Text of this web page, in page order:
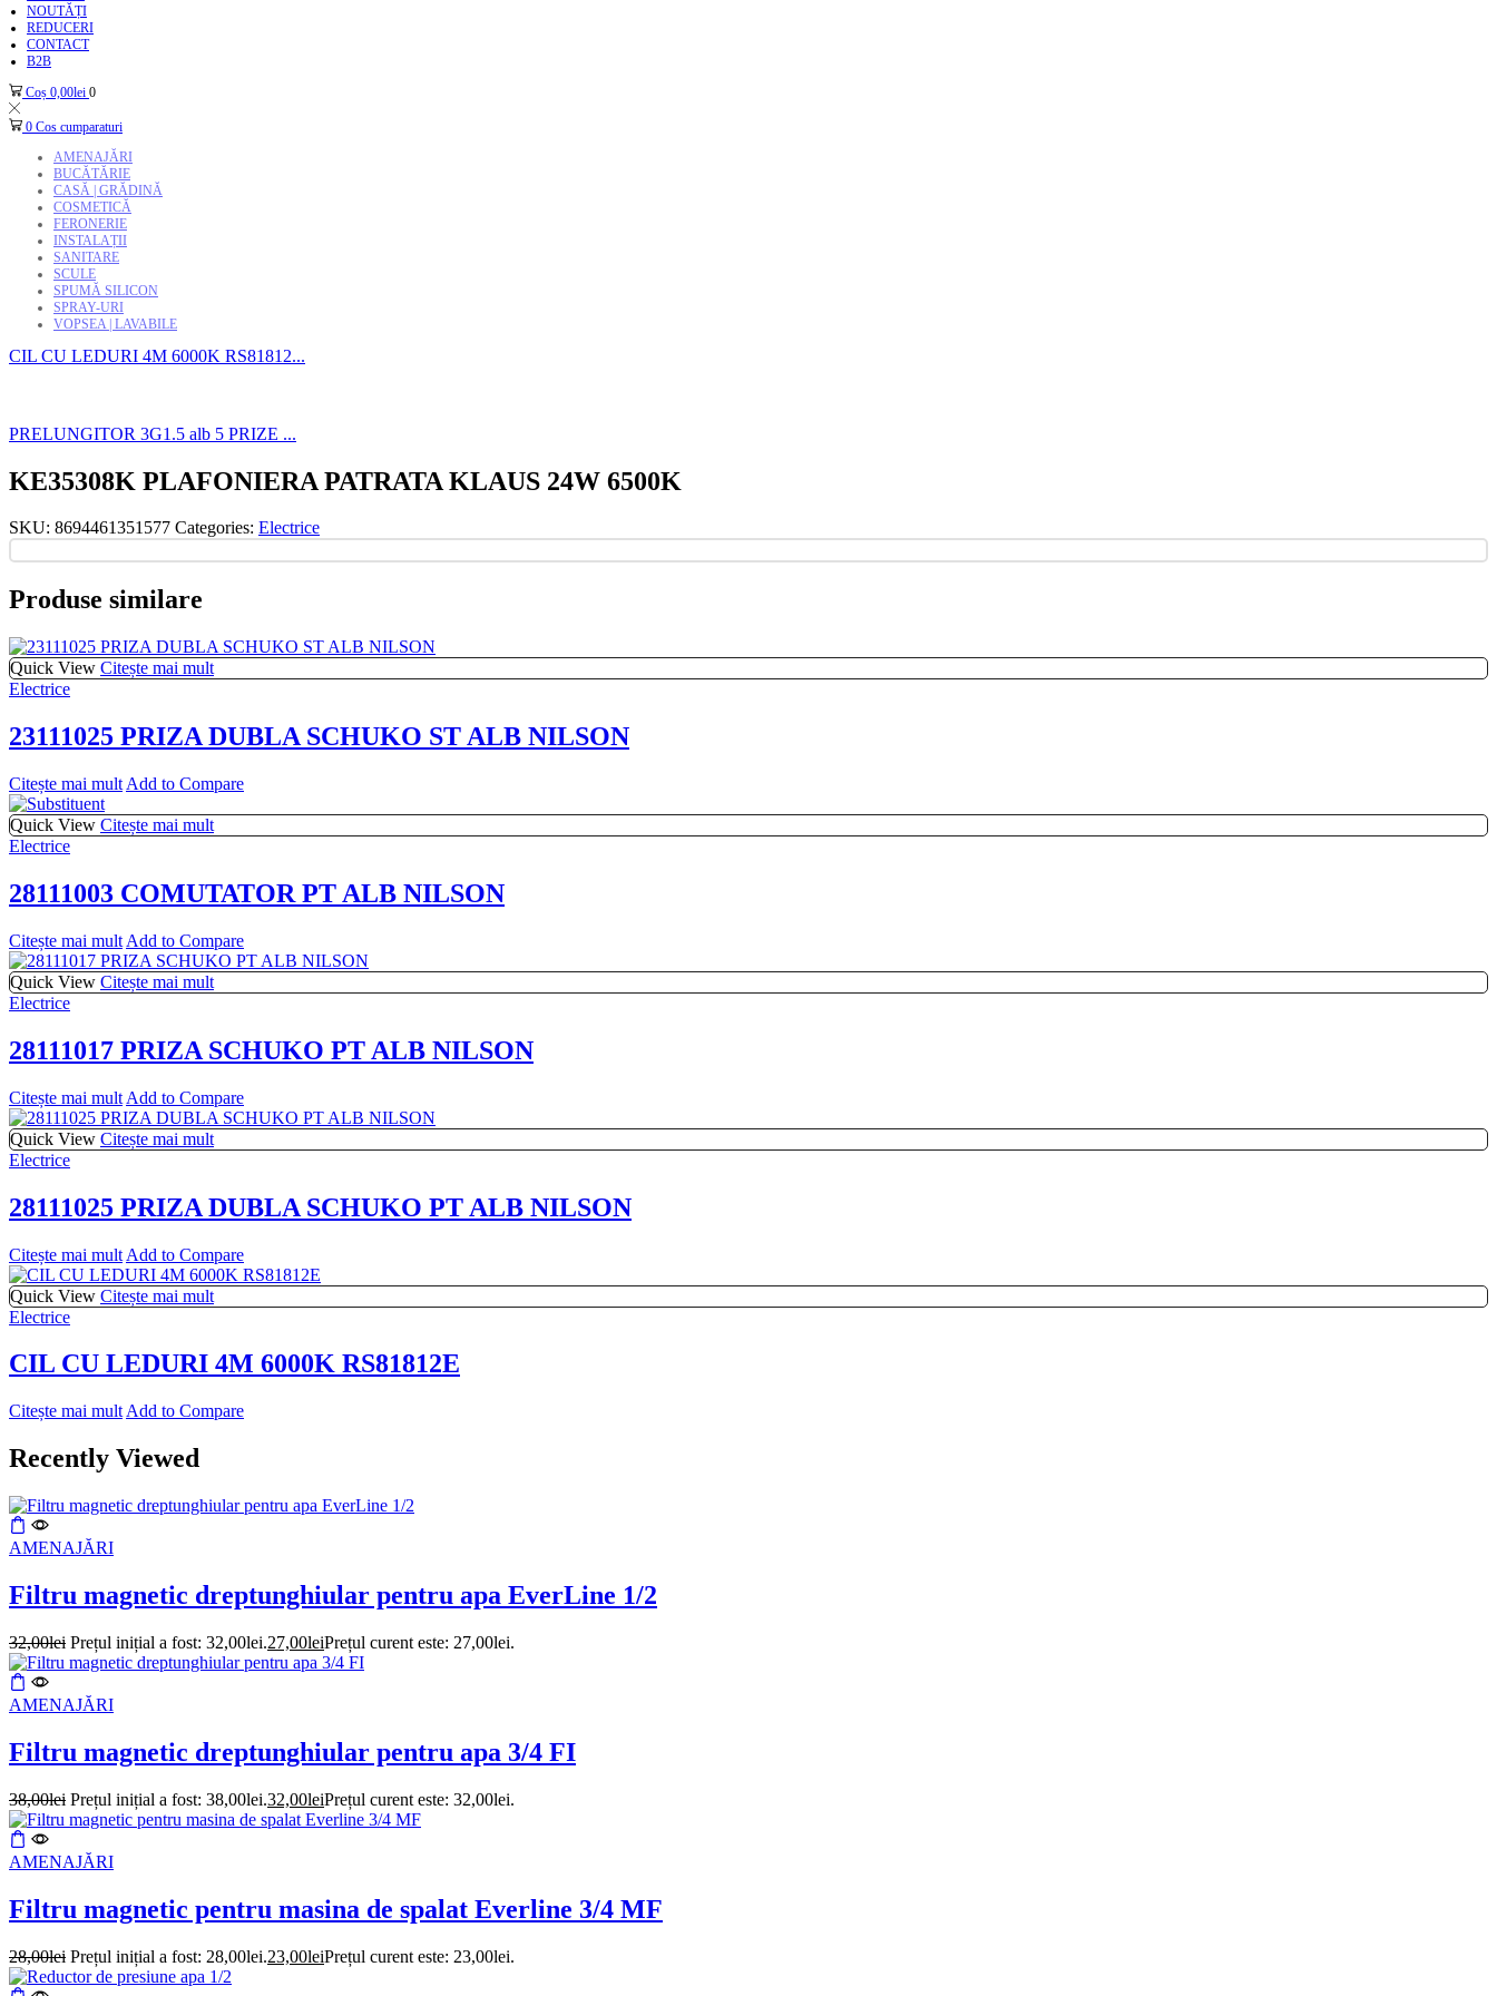
NOUTĂȚI
REDUCERI
CONTACT
B2B
Coș 0,00lei 0
0 Cos cumparaturi
AMENAJĂRI
BUCĂTĂRIE
CASĂ | GRĂDINĂ
COSMETICĂ
FERONERIE
INSTALAȚII
SANITARE
SCULE
SPUMĂ SILICON
SPRAY-URI
VOPSEA | LAVABILE
CIL CU LEDURI 4M 6000K RS81812...
PRELUNGITOR 3G1.5 alb 5 PRIZE ...
KE35308K PLAFONIERA PATRATA KLAUS 24W 6500K
SKU: 8694461351577 Categories: Electrice
Produse similare
Quick View Citește mai mult
Electrice
23111025 PRIZA DUBLA SCHUKO ST ALB NILSON
Citește mai mult Add to Compare
Quick View Citește mai mult
Electrice
28111003 COMUTATOR PT ALB NILSON
Citește mai mult Add to Compare
Quick View Citește mai mult
Electrice
28111017 PRIZA SCHUKO PT ALB NILSON
Citește mai mult Add to Compare
Quick View Citește mai mult
Electrice
28111025 PRIZA DUBLA SCHUKO PT ALB NILSON
Citește mai mult Add to Compare
Quick View Citește mai mult
Electrice
CIL CU LEDURI 4M 6000K RS81812E
Citește mai mult Add to Compare
Recently Viewed
AMENAJĂRI
Filtru magnetic dreptunghiular pentru apa EverLine 1/2
32,00lei Prețul inițial a fost: 32,00lei.27,00leiPrețul curent este: 27,00lei.
AMENAJĂRI
Filtru magnetic dreptunghiular pentru apa 3/4 FI
38,00lei Prețul inițial a fost: 38,00lei.32,00leiPrețul curent este: 32,00lei.
AMENAJĂRI
Filtru magnetic pentru masina de spalat Everline 3/4 MF
28,00lei Prețul inițial a fost: 28,00lei.23,00leiPrețul curent este: 23,00lei.